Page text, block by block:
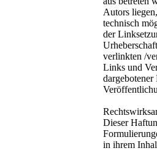
Autors
technisch
der
verlinkten /
Links und
Dieser
in ihrem